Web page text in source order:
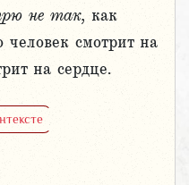
не так, как
человек смотрит на
на сердце.